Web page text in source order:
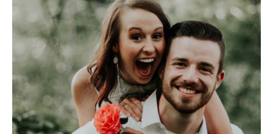
voelt